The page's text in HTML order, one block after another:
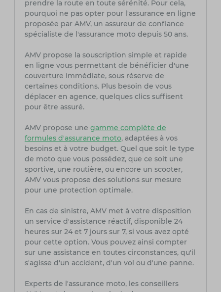
prendre la route en toute sérénité. Pour cela,
pourquoi ne pas opter pour l'assurance en ligne
proposée par AMV, un assureur de confiance
spécialiste de l'assurance moto depuis 50 ans.
AMV propose la souscription simple et rapide
en ligne vous permettant de bénéficier d'une
couverture immédiate, sous réserve de
certaines conditions. Plus besoin de vous
déplacer en agence, quelques clics suffisent
pour être assuré.
AMV propose une gamme complète de
formules d'assurance moto, adaptées à vos
besoins et à votre budget. Quel que soit le type
de moto que vous possédez, que ce soit une
sportive, une routière, ou encore un scooter,
AMV vous propose des solutions sur mesure
pour une protection optimale.
En cas de sinistre, AMV met à votre disposition
un service d'assistance réactif, disponible 24
heures sur 24 et 7 jours sur 7, si vous avez opté
pour cette option. Vous pouvez ainsi compter
sur une assistance en toutes circonstances, qu'il
s'agisse d'un accident, d'un vol ou d'une panne.
Experts de l'assurance moto, les conseillers